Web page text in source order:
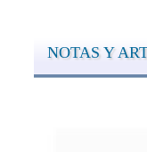
NOTAS Y